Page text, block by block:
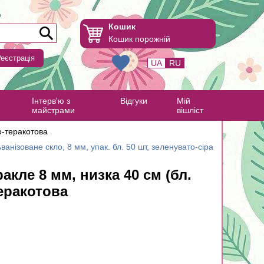
Кошик
Кошик порожній
UA RU
Інтерв'ю з
майстрами
Відгуки
Мій
вішліст
скло, 8 мм, упак. бл. 50 шт, зеленувато-сіра
8 мм, низка 40 см (бл.